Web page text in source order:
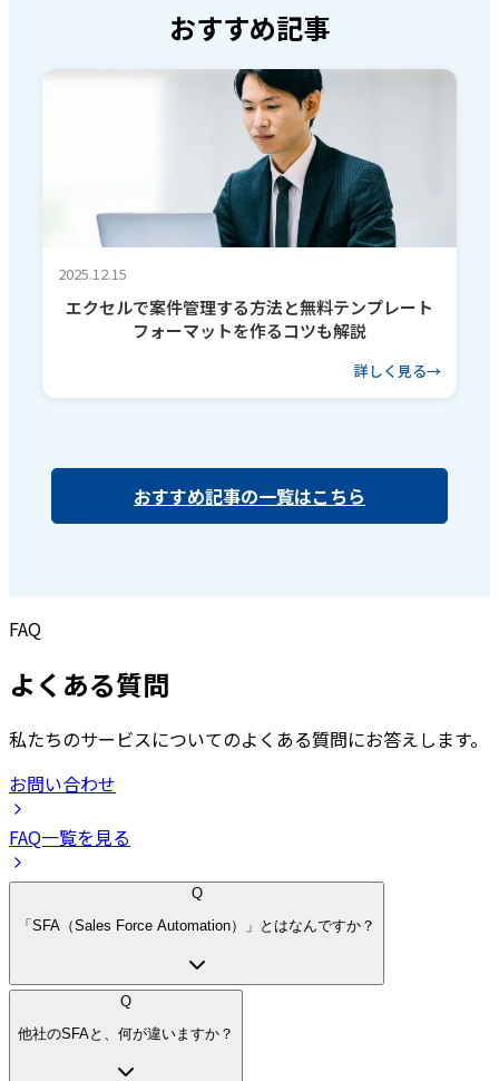
おすすめ記事
2025.12.15
エクセルで案件管理する方法と無料テンプレート
フォーマットを作るコツも解説
詳しく見る
おすすめ記事の一覧はこちら
FAQ
よくある質問
私たちのサービスについてのよくある質問にお答えします。
お問い合わせ
FAQ一覧を見る
Q
「SFA（Sales Force Automation）」とはなんですか？
Q
他社のSFAと、何が違いますか？